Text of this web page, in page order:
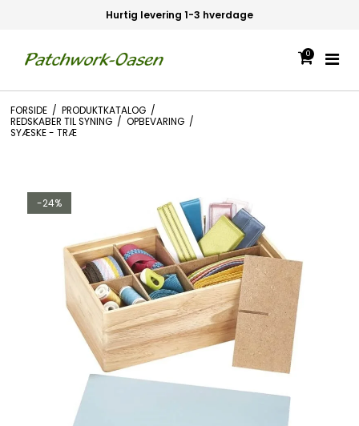
Hurtig levering 1-3 hverdage
0
FORSIDE / PRODUKTKATALOG /
REDSKABER TIL SYNING / OPBEVARING /
SYÆSKE - TRÆ
-24%